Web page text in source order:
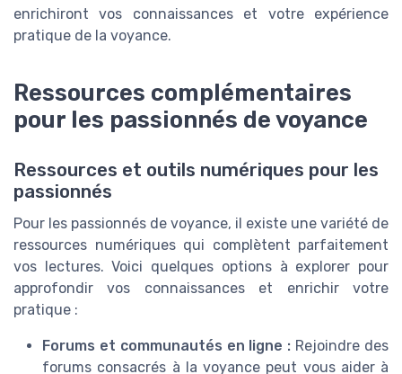
enrichiront vos connaissances et votre expérience
pratique de la voyance.
Ressources complémentaires
pour les passionnés de voyance
Ressources et outils numériques pour les
passionnés
Pour les passionnés de voyance, il existe une variété de
ressources numériques qui complètent parfaitement
vos lectures. Voici quelques options à explorer pour
approfondir vos connaissances et enrichir votre
pratique :
Forums et communautés en ligne : Rejoindre des
forums consacrés à la voyance peut vous aider à